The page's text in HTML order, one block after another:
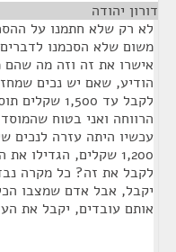
דורון יהודה
לא רק שלא חתמנו על
משום שלא הסכמנו
אישרו את זה וזה מה שהם
הודיע, שאם יש נכים
לקבל עד
הרווחה ואני בטוח
עכשיו היתה עזרה לנכים
לקבל את זה? כל מקרה
יקבל, אבל אדם שמצבו
אותם עובדים, יקבל את